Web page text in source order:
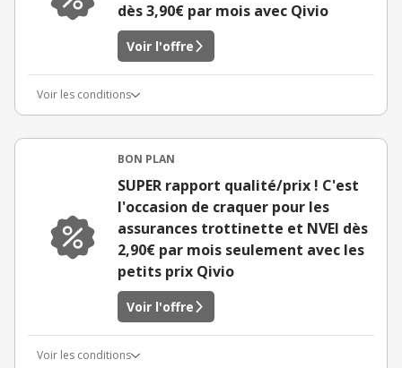
dès 3,90€ par mois avec Qivio
Voir l'offre
Voir les conditions
BON PLAN
SUPER rapport qualité/prix ! C'est
l'occasion de craquer pour les
assurances trottinette et NVEI dès
2,90€ par mois seulement avec les
petits prix Qivio
Voir l'offre
Voir les conditions